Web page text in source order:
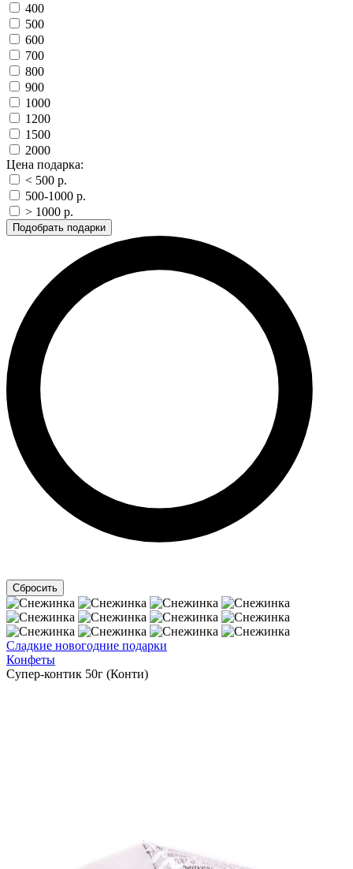
400
500
600
700
800
900
1000
1200
1500
2000
Цена подарка:
< 500 p.
500-1000 p.
> 1000 p.
Сладкие новогодние подарки
Конфеты
Супер-контик 50г (Конти)